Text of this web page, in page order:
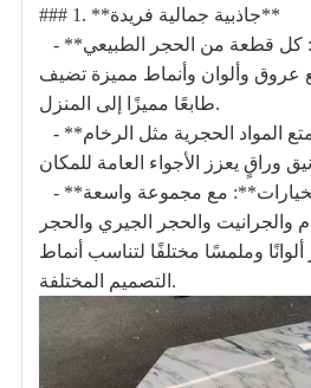
### 1. **جاذبية جمالية فريدة**
- **الأنماط الطبيعية**: كل قطعة من الحجر الطبيعي
عروق وألوان وأنماط مميزة تضيف
طابعًا مميزًا إلى المنزل.
- **إحساس بالفخامة**: تتمتع المواد الحجرية مثل الرخام
- **مجموعة متنوعة من الخيارات**: مع مجموعة واسعة
والجرانيت والحجر الجيري والحجر
ألوانًا وملمسًا مختلفًا لتناسب أنماط
التصميم المختلفة.